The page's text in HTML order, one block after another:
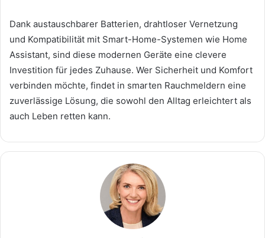
Dank austauschbarer Batterien, drahtloser Vernetzung
und Kompatibilität mit Smart-Home-Systemen wie Home
Assistant, sind diese modernen Geräte eine clevere
Investition für jedes Zuhause. Wer Sicherheit und Komfort
verbinden möchte, findet in smarten Rauchmeldern eine
zuverlässige Lösung, die sowohl den Alltag erleichtert als
auch Leben retten kann.